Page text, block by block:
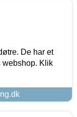
De har et
webshop. Klik